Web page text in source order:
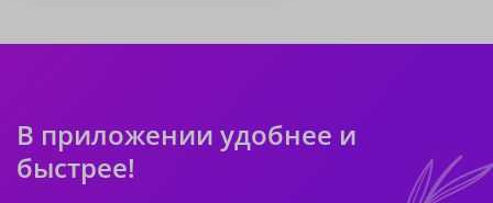
В приложении удобнее и
быстрее!